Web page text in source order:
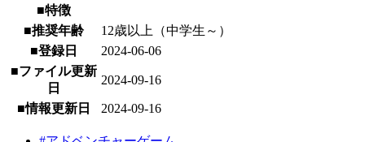
■特徴
■推奨年齢
12歳以上（中学生～）
■登録日
2024-06-06
■ファイル更新
日
2024-09-16
■情報更新日 2024-09-16